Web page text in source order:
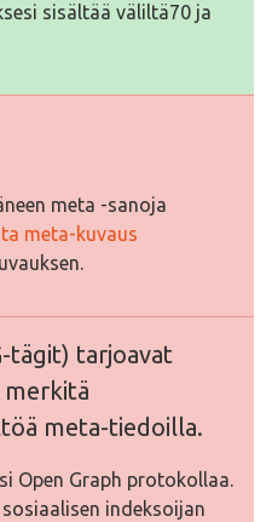
sisältää väliltä70 ja
meta -sanoja
meta-kuvaus
tägit) tarjoavat
merkitä
meta-tiedoilla.
Open Graph protokollaa.
indeksoijan